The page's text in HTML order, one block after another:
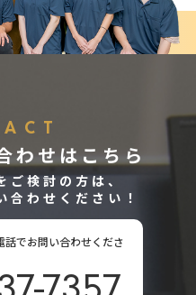
わせはこちら
ご検討の方は、
合わせください！
でお問い合わせくださ